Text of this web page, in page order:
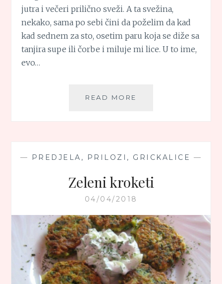
jutra i večeri prilično sveži. A ta svežina,
nekako, sama po sebi čini da poželim da kad
kad sednem za sto, osetim paru koja se diže sa
tanjira supe ili čorbe i miluje mi lice. U to ime,
evo…
READ MORE
GRIZA
— PREDJELA, PRILOZI, GRICKALICE —
Zeleni kroketi
04/04/2018